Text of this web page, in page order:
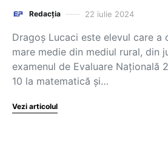
Redacția 22 iulie 2024
Dragoș Lucaci este elevul care a
mare medie din mediul rural, din
examenul de Evaluare Națională
10 la matematică și…
Vezi articolul